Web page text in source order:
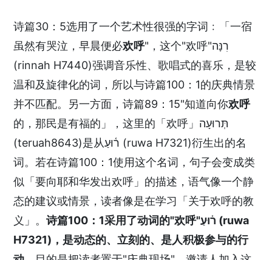
诗篇30：5选用了一个艺术性很强的字词﹕「一宿
虽然有哭泣，早晨便必欢呼"，这个"欢呼"רִנָּה
(rinnah H7440)强调音乐性、歌唱式的喜乐，是较
温和及旋律化的词，所以与诗篇100：1的庆典情景
并不匹配。另一方面，诗篇89：15"知道向你欢呼
的，那民是有福的」，这里的「欢呼」תְּרוּעָה
(teruah8643)是从ר֫וּעַ (ruwa H7321)衍生出的名
词。若在诗篇100：1使用这个名词，句子会变成类
似「要向耶和华发出欢呼」的描述，语气像一个静
态的建议或情景，读者像是在学习「关于欢呼的教
义」。诗篇100：1采用了动词的"欢呼"ר֫וּעַ (ruwa
H7321) ，是动态的、立刻的、是人积极参与的行